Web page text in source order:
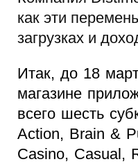
как эти
загрузках и
Итак, до 18
магазине
всего шесть
Action, Brain &
Casino, Casual,